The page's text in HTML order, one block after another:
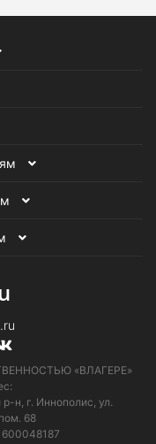
«ВЛАГЕРЕ»
н, г. Иннополис, ул.
68